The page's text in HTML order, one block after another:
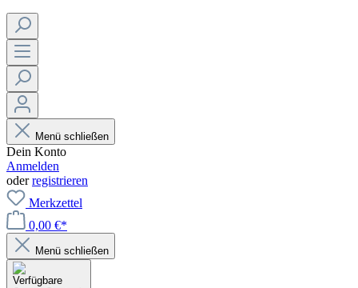
Menü schließen
Dein Konto
Anmelden
oderregistrieren
Merkzettel
0,00 €*
Menü schließen